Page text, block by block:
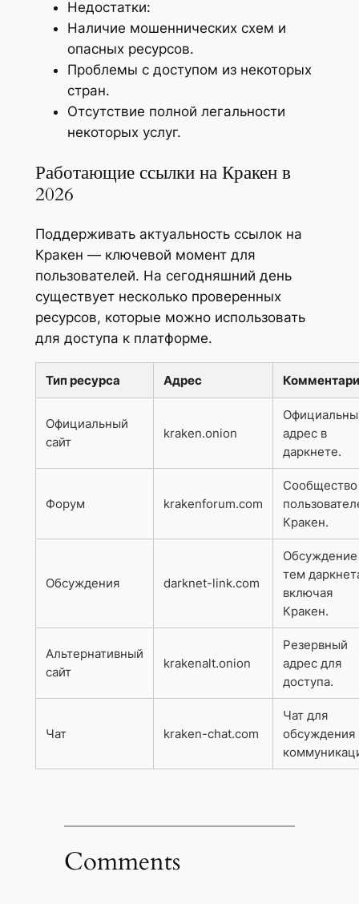
Недостатки:
Наличие мошеннических схем и
опасных ресурсов.
Проблемы с доступом из некоторых
стран.
Отсутствие полной легальности
некоторых услуг.
Работающие ссылки на Кракен в
2026
Поддерживать актуальность ссылок на
Кракен — ключевой момент для
пользователей. На сегодняшний день
существует несколько проверенных
ресурсов, которые можно использовать
для доступа к платформе.
Тип ресурса Адрес
Официальный
сайт
kraken.onion
адрес в
даркнете.
Форум krakenforum.com
Сообщество
Кракен.
Обсуждения darknet-link.com
Обсуждение
тем
включая
Кракен.
Альтернативный
сайт
krakenalt.onion
Резервный
адрес для
доступа.
Чат kraken-chat.com
Чат для
обсуждения
Comments